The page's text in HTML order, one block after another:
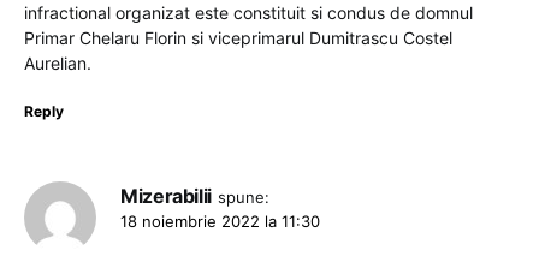
infractional organizat este constituit si condus de domnul
Primar Chelaru Florin si viceprimarul Dumitrascu Costel
Aurelian.
Reply
Mizerabilii spune:
18 noiembrie 2022 la 11:30